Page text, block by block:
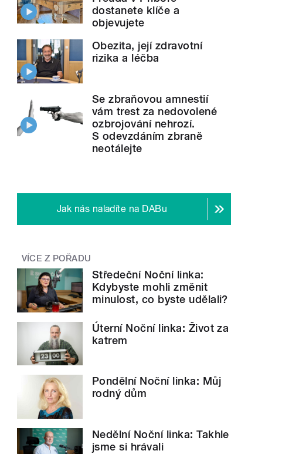
dostanete klíče a
objevujete
Obezita, její zdravotní
rizika a léčba
Se zbraňovou amnestií
vám trest za nedovolené
ozbrojování nehrozí.
S odevzdáním zbraně
neotálejte
Jak nás naladíte na DABu
VÍCE Z POŘADU
Středeční Noční linka:
Kdybyste mohli změnit
minulost, co byste udělali?
Úterní Noční linka: Život za
katrem
Pondělní Noční linka: Můj
rodný dům
Nedělní Noční linka: Takhle
jsme si hrávali